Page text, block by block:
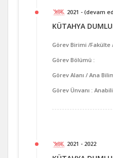
2021 - (devam
KÜTAHYA
Görev Birimi /Fakülte
Görev Bölümü :
Görev Alanı / Ana
Görev Ünvanı :
2021 - 2022